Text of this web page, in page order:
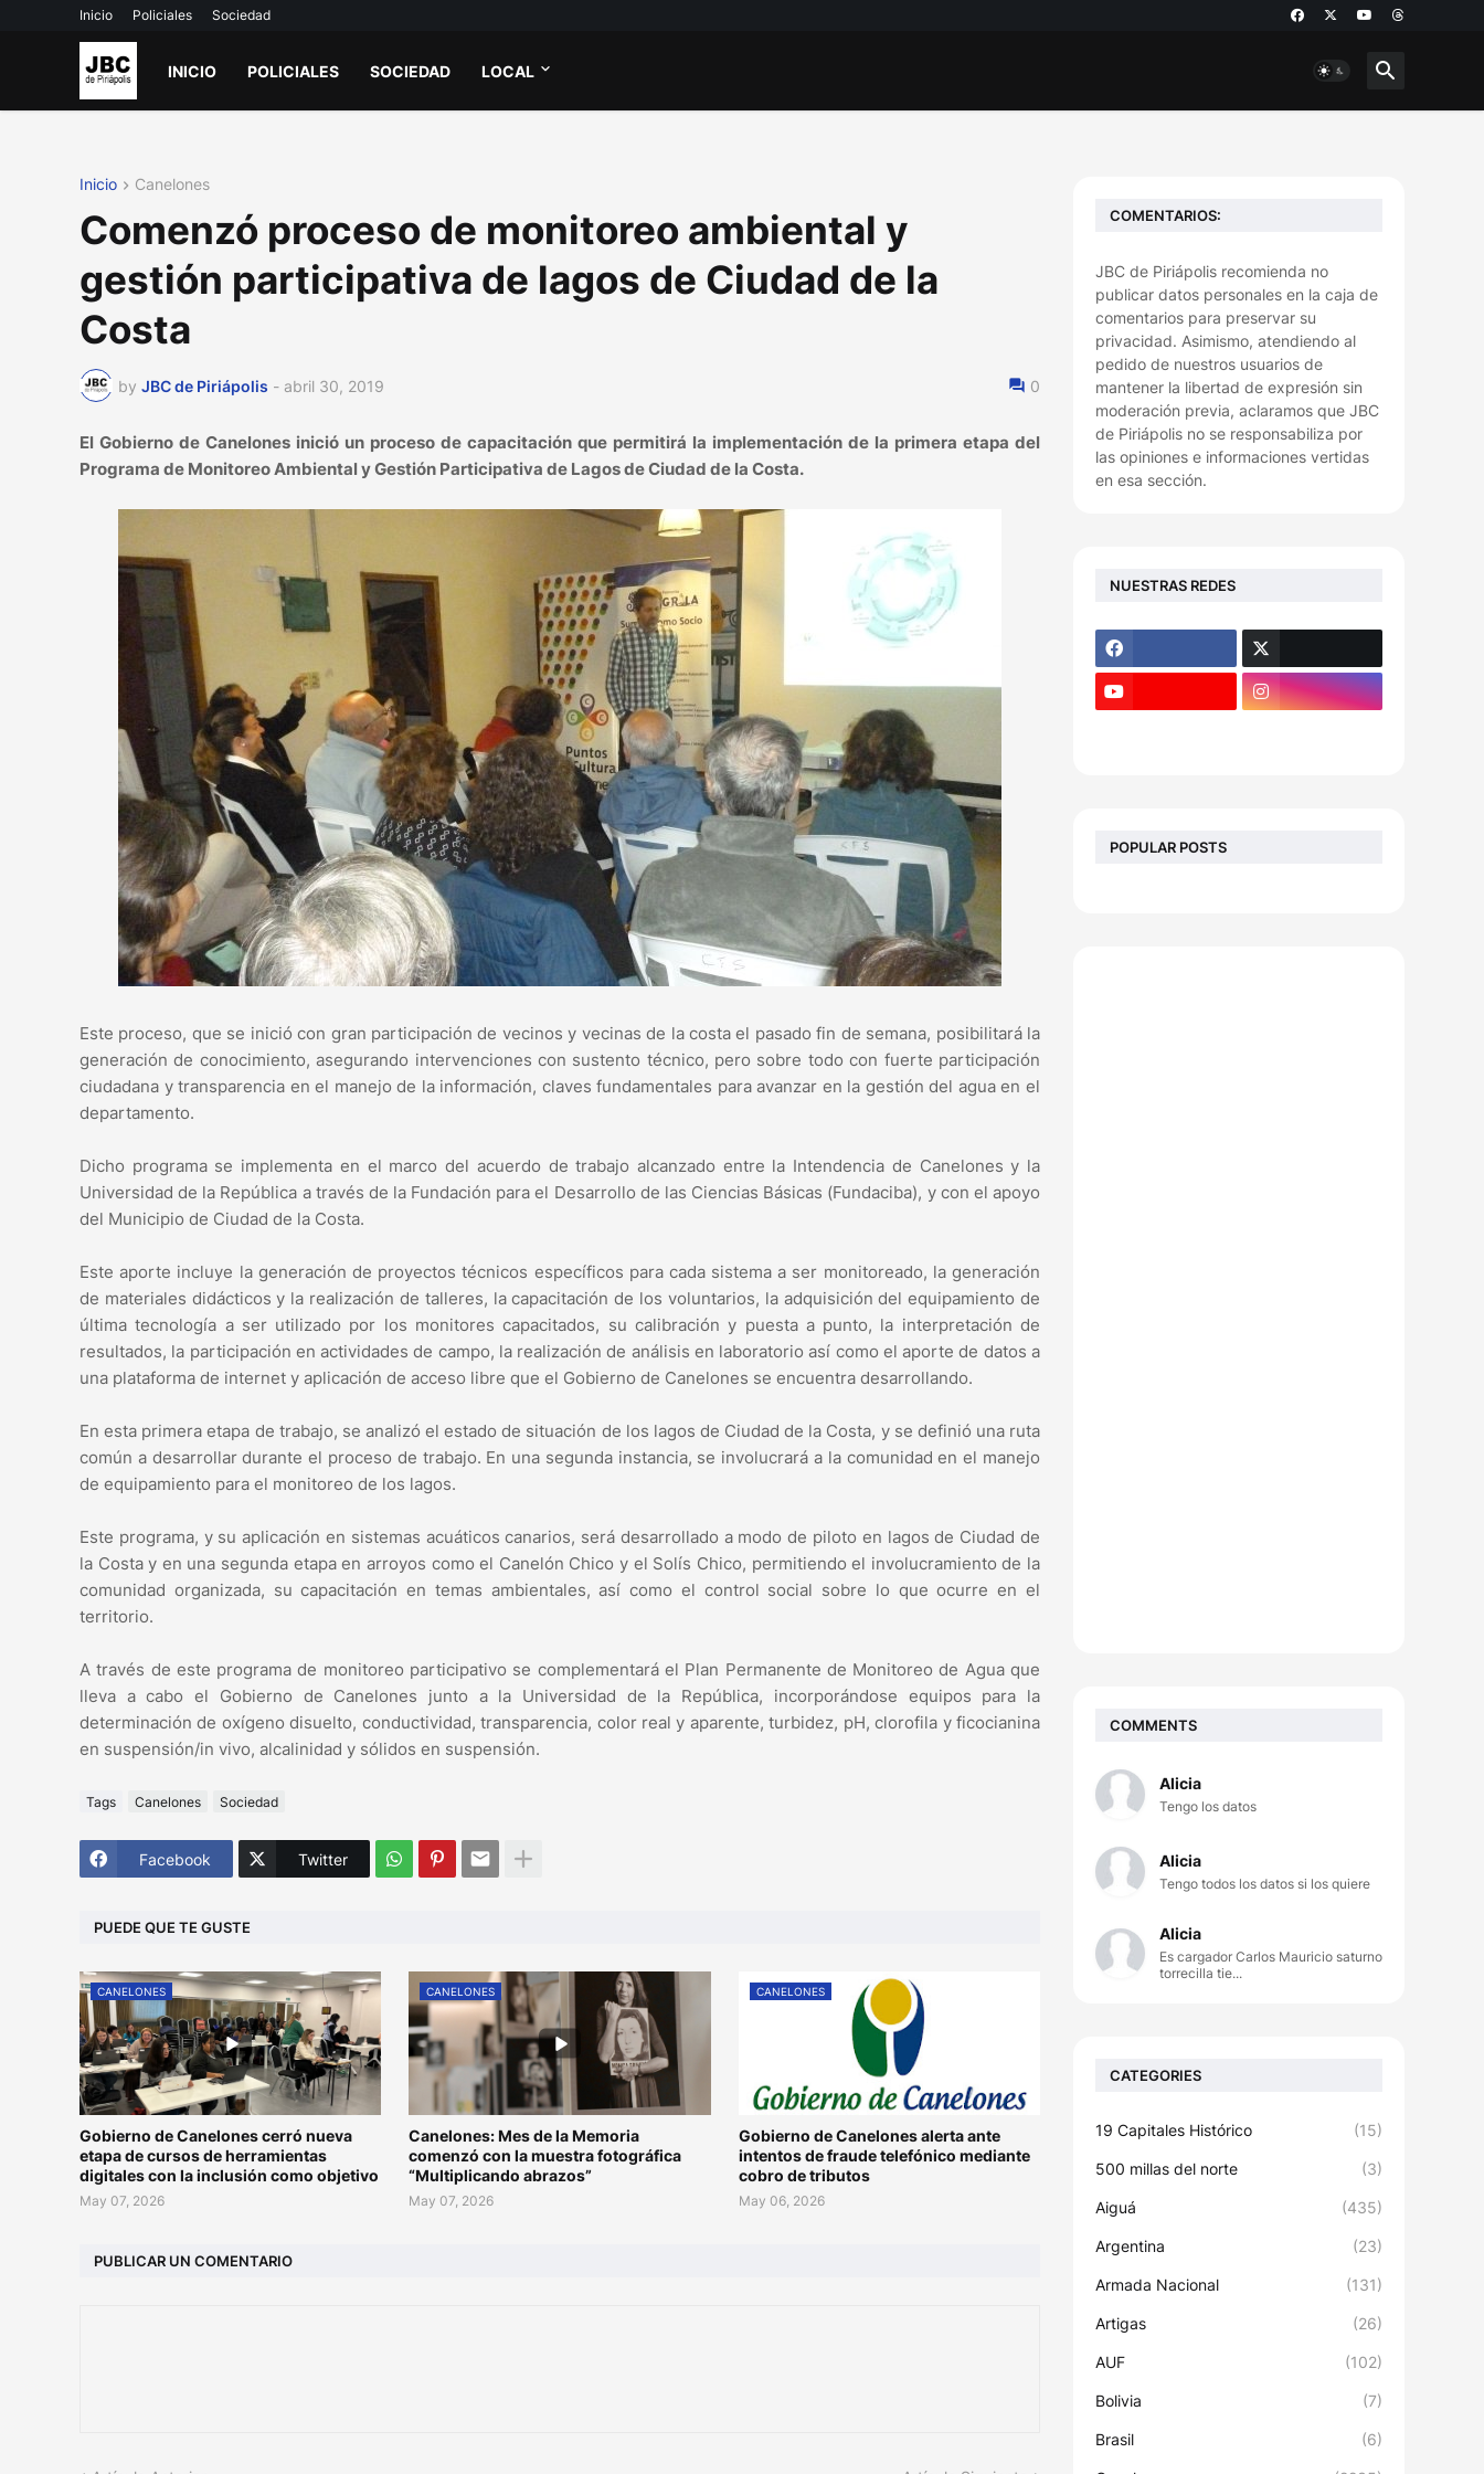
Inicio Policiales Sociedad
INICIO POLICIALES SOCIEDAD LOCAL
Inicio Canelones
Comenzó proceso de monitoreo ambiental y
gestión participativa de lagos de Ciudad de la
Costa
by JBC de Piriápolis - abril 30, 2019 0
El Gobierno de Canelones inició un proceso de capacitación que permitirá la implementación de la primera etapa del
Programa de Monitoreo Ambiental y Gestión Participativa de Lagos de Ciudad de la Costa.
Este proceso, que se inició con gran participación de vecinos y vecinas de la costa el pasado fin de semana, posibilitará la
generación de conocimiento, asegurando intervenciones con sustento técnico, pero sobre todo con fuerte participación
ciudadana y transparencia en el manejo de la información, claves fundamentales para avanzar en la gestión del agua en el
departamento.
Dicho programa se implementa en el marco del acuerdo de trabajo alcanzado entre la Intendencia de Canelones y la
Universidad de la República a través de la Fundación para el Desarrollo de las Ciencias Básicas (Fundaciba), y con el apoyo
del Municipio de Ciudad de la Costa.
Este aporte incluye la generación de proyectos técnicos específicos para cada sistema a ser monitoreado, la generación
de materiales didácticos y la realización de talleres, la capacitación de los voluntarios, la adquisición del equipamiento de
última tecnología a ser utilizado por los monitores capacitados, su calibración y puesta a punto, la interpretación de
resultados, la participación en actividades de campo, la realización de análisis en laboratorio así como el aporte de datos a
una plataforma de internet y aplicación de acceso libre que el Gobierno de Canelones se encuentra desarrollando.
En esta primera etapa de trabajo, se analizó el estado de situación de los lagos de Ciudad de la Costa, y se definió una ruta
común a desarrollar durante el proceso de trabajo. En una segunda instancia, se involucrará a la comunidad en el manejo
de equipamiento para el monitoreo de los lagos.
Este programa, y su aplicación en sistemas acuáticos canarios, será desarrollado a modo de piloto en lagos de Ciudad de
la Costa y en una segunda etapa en arroyos como el Canelón Chico y el Solís Chico, permitiendo el involucramiento de la
comunidad organizada, su capacitación en temas ambientales, así como el control social sobre lo que ocurre en el
territorio.
A través de este programa de monitoreo participativo se complementará el Plan Permanente de Monitoreo de Agua que
lleva a cabo el Gobierno de Canelones junto a la Universidad de la República, incorporándose equipos para la
determinación de oxígeno disuelto, conductividad, transparencia, color real y aparente, turbidez, pH, clorofila y ficocianina
en suspensión/in vivo, alcalinidad y sólidos en suspensión.
Tags Canelones Sociedad
Facebook Twitter
PUEDE QUE TE GUSTE
CANELONES
Gobierno de Canelones cerró nueva
etapa de cursos de herramientas
digitales con la inclusión como objetivo
May 07, 2026
CANELONES
Canelones: Mes de la Memoria
comenzó con la muestra fotográfica
“Multiplicando abrazos”
May 07, 2026
CANELONES
Gobierno de Canelones alerta ante
intentos de fraude telefónico mediante
cobro de tributos
May 06, 2026
PUBLICAR UN COMENTARIO
COMENTARIOS:
JBC de Piriápolis recomienda no
publicar datos personales en la caja de
comentarios para preservar su
privacidad. Asimismo, atendiendo al
pedido de nuestros usuarios de
mantener la libertad de expresión sin
moderación previa, aclaramos que JBC
de Piriápolis no se responsabiliza por
las opiniones e informaciones vertidas
en esa sección.
NUESTRAS REDES
POPULAR POSTS
COMMENTS
Alicia
Tengo los datos
Alicia
Tengo todos los datos si los quiere
Alicia
Es cargador Carlos Mauricio saturno
torrecilla tie...
CATEGORIES
19 Capitales Histórico (15)
500 millas del norte (3)
Aiguá (435)
Argentina (23)
Armada Nacional (131)
Artigas (26)
AUF (102)
Bolivia (7)
Brasil (6)